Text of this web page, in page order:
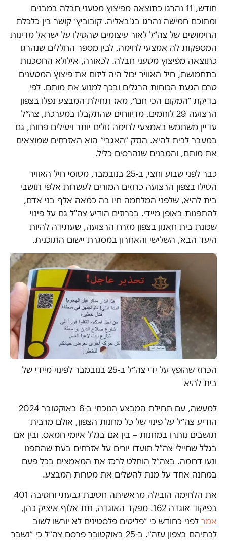
חודש, 11 נהרגו כתוצאה מפיצוץ מטעני חבלה במבנים
ומתוכם חמישה נהרגו בג'באליה. קובוביץ׳ קושר בין כלכלת
החימושים של צה״ל לאור עיצומים שהטילו על ישראל מדינות
המספקות לה אמצעי לחימה, לבין מספר החללים שנהרגו
כתוצאה מפיצוץ מטעני חבלה. לכאורה, אילולא החסכנות
בתחמושת, חיל האוויר יכול היה ליזום את פיצוץ המטענים
טרם הגעת הכוחות הרגלים ובכך למנוע את מותם. לפי
בדיקת ״המקום הכי חם״, מאז תחילת המבצע נפלו בצפון
הרצועה 29 לוחמים. מדיווחים שהתקבלו במערכת, צה״ל
עדיין משתמש באמצעי לחימה זולים יותר ויעילים פחות, גם
במעבר לבית להיא. הנזק ״האגבי״ הוא האזרחים שמוצאים
את מותם, והמבנים שנהרסים כליל.
כבר לפני שבוע וחצי, ב-25 בנובמבר, מטוסי חיל האוויר
הטילו בצפון הרצועה כרוזים המורים לעשרות אלפי תושבי
בית להיא, שלפני המלחמה חיו בה כמאה אלף בני אדם,
להתפנות באופן מיידי. בכרוזים הודיע צה"ל גם על פינוי
שכונת בית חאנון בצפון מזרח הרצועה, שעתידה להיות
היעד הבא, השלישי והאחרון במסגרת יישום התוכנית.
הכרוז שהופץ על ידי צה״ל ב-25 בנובמבר לפינוי מיידי של
בית להיא
למעשה, עם תחילת המבצע הנוכחי ב-6 באוקטובר 2024
הודיע צה״ל על פינוי של כל מחנות הצפון, אולם מרבית
תושבים נותרו במחנות – בין אם בגלל איומי חמאס, ובין אם
בגלל שחיילי צה״ל תועדו יורים על אזרחים בעת שהתפנו
ונעו דרומה. בצה״ל הוחלט לרכז את המאמצים בכל פעם
במחנה אחד על מנת להשלים את מטרות המבצע.
את הלחימה הובילה מראשיתה חטיבת גבעתי וחטיבה 401
בפיקוד אוגדה 162. מפקד האוגדה, תת אלוף איציק כהן,
אמר לפני כחודש כי ״פליטים פלסטינים לא יורשו לשוב
לבתיהם בצפון עזה״. ב-25 באוקטובר פרסם צה״ל כי ״נשבר